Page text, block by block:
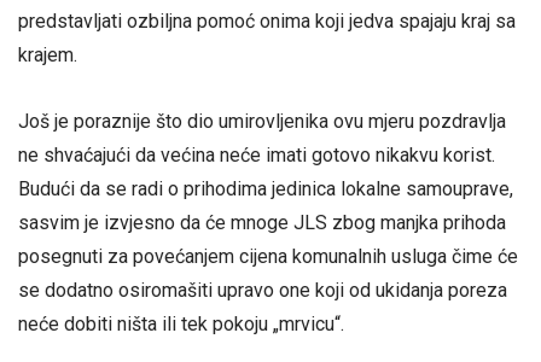
predstavljati ozbiljna pomoć onima koji jedva spajaju kraj sa
krajem.
Još je poraznije što dio umirovljenika ovu mjeru pozdravlja
ne shvaćajući da većina neće imati gotovo nikakvu korist.
Budući da se radi o prihodima jedinica lokalne samouprave,
sasvim je izvjesno da će mnoge JLS zbog manjka prihoda
posegnuti za povećanjem cijena komunalnih usluga čime će
se dodatno osiromašiti upravo one koji od ukidanja poreza
neće dobiti ništa ili tek pokoju „mrvicu“.